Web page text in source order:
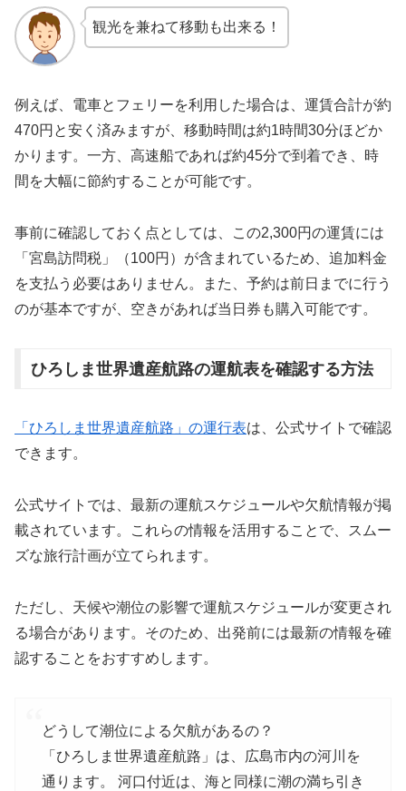
観光を兼ねて移動も出来る！
例えば、電車とフェリーを利用した場合は、運賃合計が約
470円と安く済みますが、移動時間は約1時間30分ほどか
かります。一方、高速船であれば約45分で到着でき、時
間を大幅に節約することが可能です。
事前に確認しておく点としては、この2,300円の運賃には
「宮島訪問税」（100円）が含まれているため、追加料金
を支払う必要はありません。また、予約は前日までに行う
のが基本ですが、空きがあれば当日券も購入可能です。
ひろしま世界遺産航路の運航表を確認する方法
「ひろしま世界遺産航路」の運行表は、公式サイトで確認
できます。
公式サイトでは、最新の運航スケジュールや欠航情報が掲
載されています。​​これらの情報を活用することで、スムー
ズな旅行計画が立てられます。​
ただし、天候や潮位の影響で運航スケジュールが変更され
る場合があります。​そのため、出発前には最新の情報を確
認することをおすすめします。
どうして潮位による欠航があるの？
「ひろしま世界遺産航路」は、広島市内の河川を
通ります。 河口付近は、海と同様に潮の満ち引き